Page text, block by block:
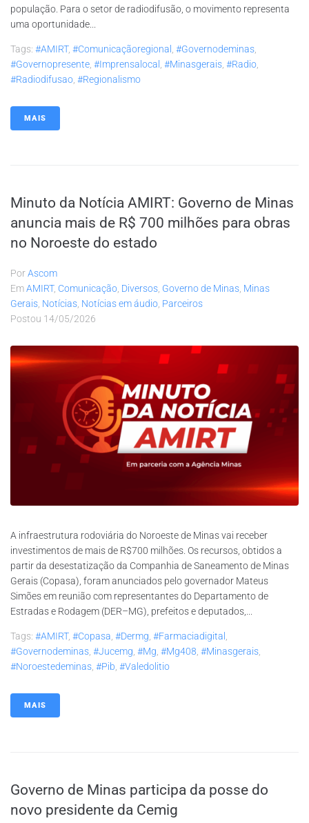
população. Para o setor de radiodifusão, o movimento representa
uma oportunidade...
Tags: #AMIRT, #comunicaçãoregional #governodeminas
#governopresente #imprensalocal #minasgerais #radio
#radiodifusao #regionalismo
MAIS
Minuto da Notícia AMIRT: Governo de Minas
anuncia mais de R$ 700 milhões para obras
no Noroeste do estado
PorAscom
EmAMIRT, Comunicação Diversos Governo de Minas Minas
Gerais Notícias Notícias em áudio Parceiros
Postou 14/05/2026
A infraestrutura rodoviária do Noroeste de Minas vai receber
investimentos de mais de R$700 milhões. Os recursos, obtidos a
partir da desestatização da Companhia de Saneamento de Minas
Gerais (Copasa), foram anunciados pelo governador Mateus
Simões em reunião com representantes do Departamento de
Estradas e Rodagem (DER–MG), prefeitos e deputados,...
Tags: #AMIRT, #copasa, #dermg, #farmaciadigital ,
#governodeminas, #jucemg, #mg, #mg408, #minasgerais,
#noroestedeminas, #pib, #valedolitio
MAIS
Governo de Minas participa da posse do
novo presidente da Cemig